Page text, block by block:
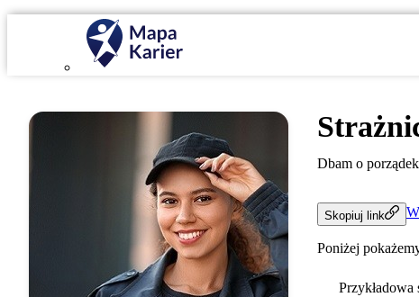
Dbam o
Skopiuj link
Poniżej
Przykładowa